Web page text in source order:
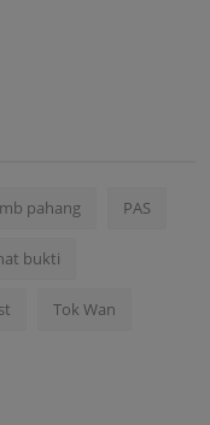
mb pahang PAS
bukti
Tok Wan